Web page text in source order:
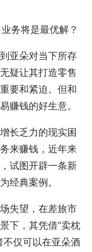
务将是最优解？
亚朵对当下所存
疑让其打造零售
要和紧迫。但和
赚钱的好生意。
长乏力的现实困
来赚钱，近年来
试图开辟一条新
经典案例。
失望，在差旅市
下，其凭借“卖枕
不仅可以在亚朵酒